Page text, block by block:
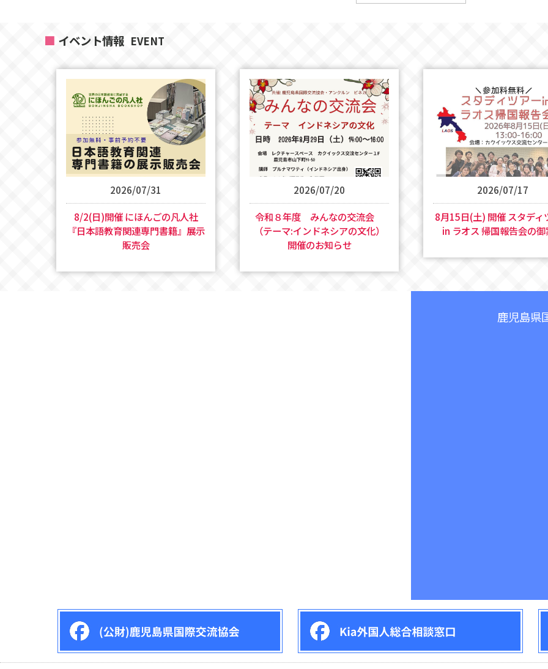
イベント情報 EVENT
2026/07/31
8/2(日)開催 にほんごの凡人社
『日本語教育関連専門書籍』展示
販売会
2026/07/20
令和８年度 みんなの交流会
（テーマ:インドネシアの文化）
開催のお知らせ
2026/07/17
8月15日(土) 開催 スタディ
in ラオス 帰国報告会の
鹿児島